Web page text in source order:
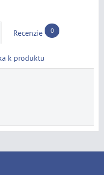
Recenzie 0
k produktu